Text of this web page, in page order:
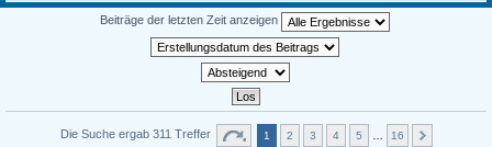
Beiträge der letzten Zeit anzeigen
Die Suche ergab 311 Treffer 1 2 3 4 5 16